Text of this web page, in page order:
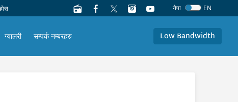
नेपा EN
ग्यालरी सम्पर्क नम्बरहरु Low Bandwidth